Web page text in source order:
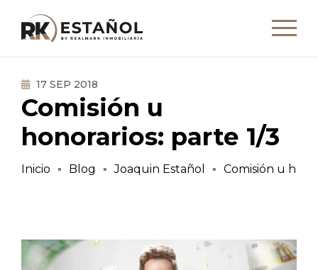
17 SEP 2018
Comisión u
honorarios: parte 1/3
Inicio Blog Joaquin Estañol Comisión u